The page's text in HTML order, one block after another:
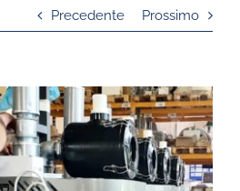
Precedente Prossimo